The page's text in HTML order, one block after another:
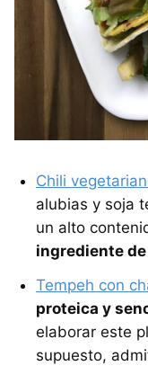
Chili
alubias y soja
un alto
ingrediente
Tempeh con
proteica y
elaborar este
supuesto,